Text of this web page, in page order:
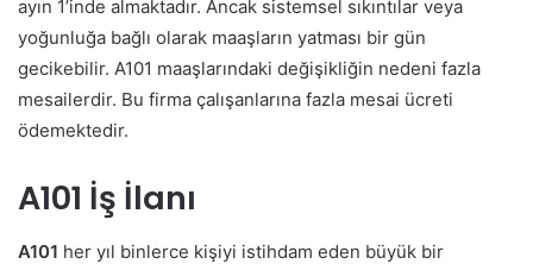
ayın 1’inde almaktadır. Ancak sistemsel sıkıntılar veya
yoğunluğa bağlı olarak maaşların yatması bir gün
gecikebilir. A101 maaşlarındaki değişikliğin nedeni fazla
mesailerdir. Bu firma çalışanlarına fazla mesai ücreti
ödemektedir.
A101 İş İlanı
A101 her yıl binlerce kişiyi istihdam eden büyük bir